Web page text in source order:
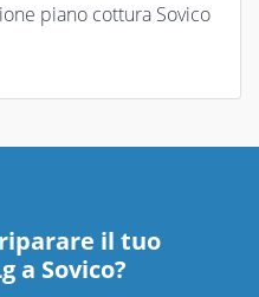
piano cottura Sovico
il tuo
a Sovico?